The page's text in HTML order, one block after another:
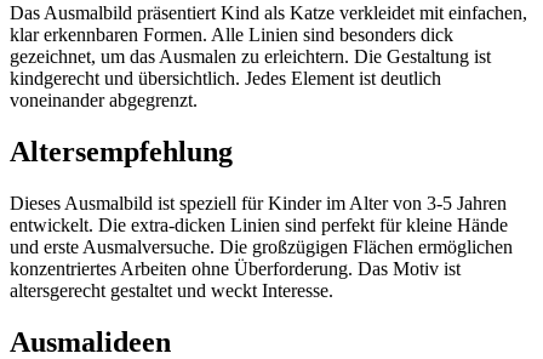
Das Ausmalbild präsentiert Kind als Katze verkleidet mit einfachen,
klar erkennbaren Formen. Alle Linien sind besonders dick
gezeichnet, um das Ausmalen zu erleichtern. Die Gestaltung ist
kindgerecht und übersichtlich. Jedes Element ist deutlich
voneinander abgegrenzt.
Altersempfehlung
Dieses Ausmalbild ist speziell für Kinder im Alter von 3-5 Jahren
entwickelt. Die extra-dicken Linien sind perfekt für kleine Hände
und erste Ausmalversuche. Die großzügigen Flächen ermöglichen
konzentriertes Arbeiten ohne Überforderung. Das Motiv ist
altersgerecht gestaltet und weckt Interesse.
Ausmalideen